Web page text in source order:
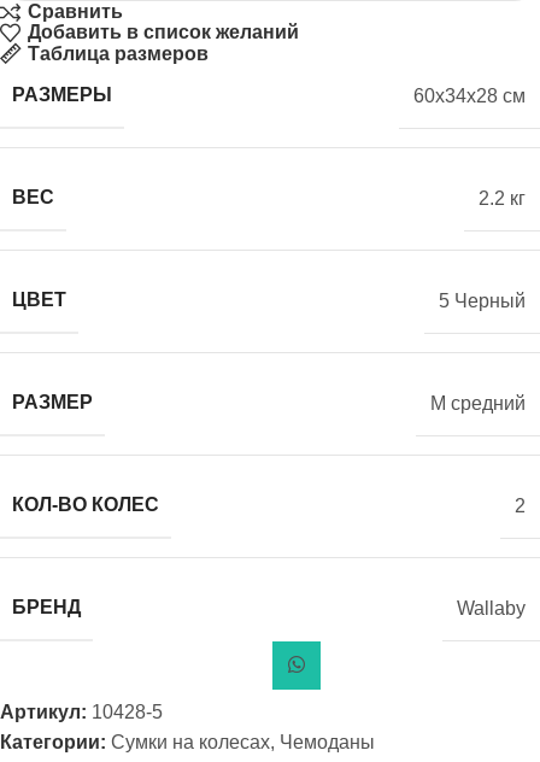
Сравнить
Добавить в список желаний
Таблица размеров
РАЗМЕРЫ 60x34x28 см
ВЕС 2.2 кг
ЦВЕТ 5 Черный
РАЗМЕР M средний
КОЛ-ВО КОЛЕС 2
БРЕНД Wallaby
Артикул: 10428-5
Категории: Сумки на колесах, Чемоданы